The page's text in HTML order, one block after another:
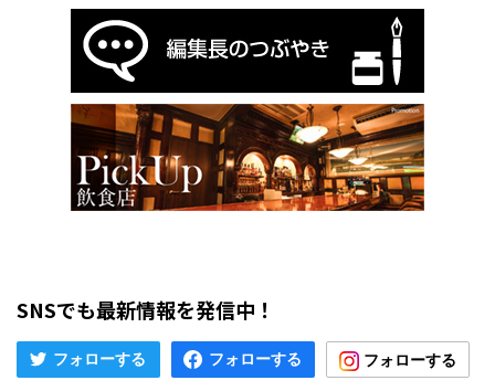
SNSでも最新情報を発信中！